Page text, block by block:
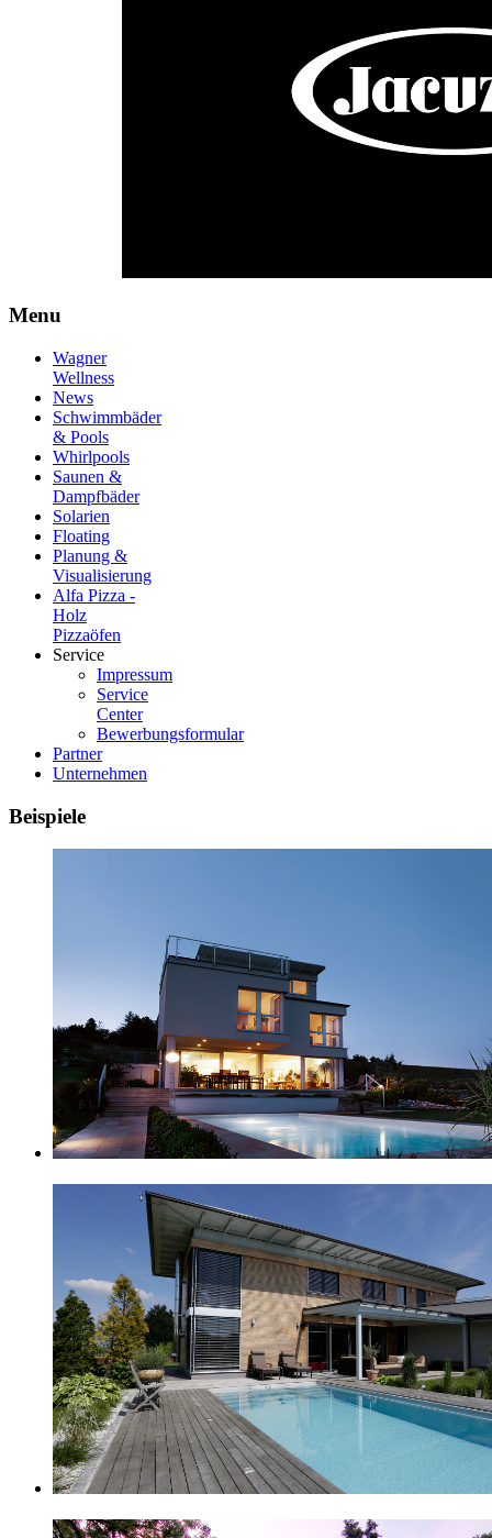
Menu
Wagner
Wellness
News
Schwimmbäder
& Pools
Whirlpools
Saunen &
Dampfbäder
Solarien
Floating
Planung &
Visualisierung
Alfa Pizza -
Holz
Pizzaöfen
Service
Impressum
Service
Center
Bewerbungsformular
Partner
Unternehmen
Beispiele